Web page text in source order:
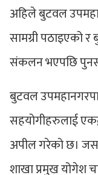
अहिले बुटवल
सामग्री पठाइएको
संकलन भएपछि पुनस्
बुटवल
सहयोगीहरुलाई
अपील गरेको छ।
शाखा प्रमुख योगेश